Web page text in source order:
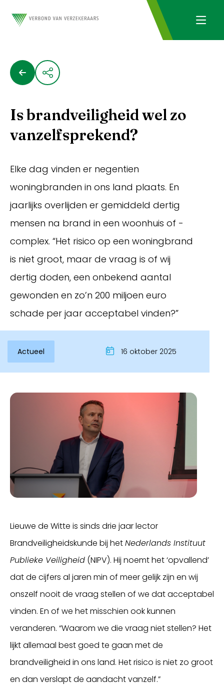
Inloggen
Is brandveiligheid wel zo
vanzelfsprekend?
Elke dag vinden er negentien
woningbranden in ons land plaats. En
jaarlijks overlijden er gemiddeld dertig
mensen na brand in een woonhuis of -
complex. “Het risico op een woningbrand
is niet groot, maar de vraag is of wij
dertig doden, een onbekend aantal
gewonden en zo’n 200 miljoen euro
schade per jaar acceptabel vinden?”
Actueel 16 oktober 2025
Lieuwe de Witte is sinds drie jaar lector
Brandveiligheidskunde bij hetNederlands Instituut
Publieke Veiligheid (NIPV). Hij noemt het ‘opvallend’
dat de cijfers al jaren min of meer gelijk zijn en wij
onszelf nooit de vraag stellen of we dat acceptabel
vinden. En of we het misschien ook kunnen
veranderen. “Waarom we die vraag niet stellen? Het
lijkt allemaal best goed te gaan met de
brandveiligheid in ons land. Het risico is niet zo groot
en dan verslapt de aandacht vanzelf.”